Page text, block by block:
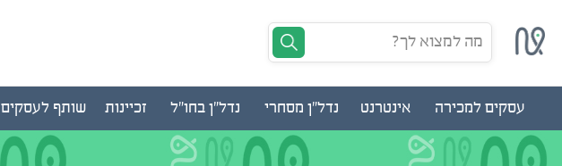
מה למצוא לך?
עסקים למכירה אינטרנט נדל"ן מסחרי נדל"ן בחו"ל זכיינות שותף לעסקים